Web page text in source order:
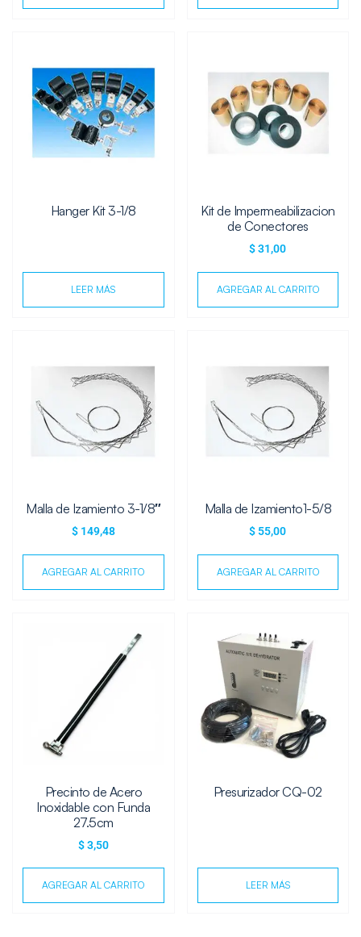
Hanger Kit 3-1/8
LEER MÁS
Kit de Impermeabilizacion
de Conectores
$31,00
AGREGAR AL CARRITO
Malla de Izamiento 3-1/8″
$149,48
AGREGAR AL CARRITO
Malla de Izamiento1-5/8
$ 55,00
AGREGAR AL CARRITO
Precinto de Acero
Inoxidable con Funda
27.5cm
$3,50
AGREGAR AL CARRITO
Presurizador CQ-02
LEER MÁS